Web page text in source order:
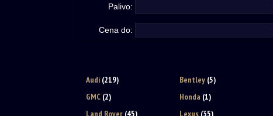
Palivo:
Cena do:
Audi (219) Bentley (5)
GMC (2) Honda (1)
Land Rover (45) Lexus (35)